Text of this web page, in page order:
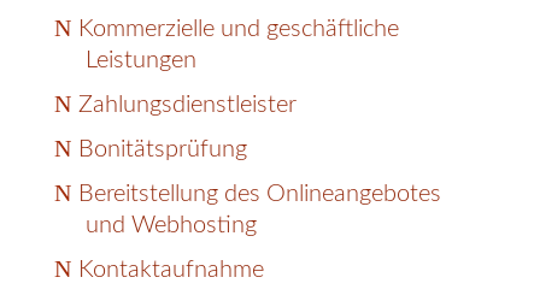
Kommerzielle und geschäftliche
Leistungen
Zahlungsdienstleister
Bonitätsprüfung
Bereitstellung des Onlineangebotes
und Webhosting
Kontaktaufnahme